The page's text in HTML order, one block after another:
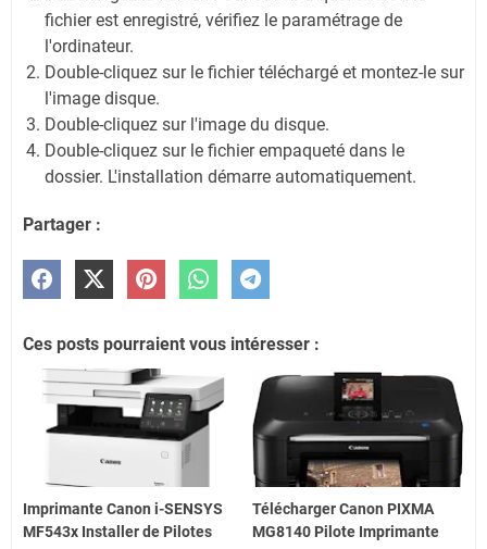
fichier est enregistré, vérifiez le paramétrage de
l'ordinateur.
Double-cliquez sur le fichier téléchargé et montez-le sur
l'image disque.
Double-cliquez sur l'image du disque.
Double-cliquez sur le fichier empaqueté dans le
dossier. L'installation démarre automatiquement.
Partager :
Ces posts pourraient vous intéresser :
Imprimante Canon i-SENSYS
MF543x Installer de Pilotes
Télécharger Canon PIXMA
MG8140 Pilote Imprimante